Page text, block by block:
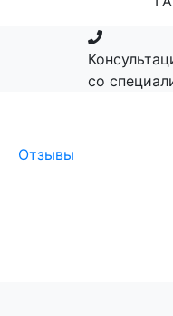
со
Отзывы